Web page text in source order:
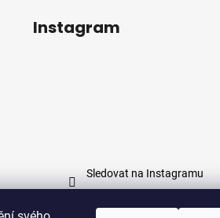
Instagram
Sledovat na Instagramu